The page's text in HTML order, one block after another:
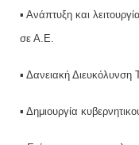
▪ Ανάπτυξη και
σε Α.Ε.
▪ Δανειακή Διευκόλυνση
▪ Δημιουργία